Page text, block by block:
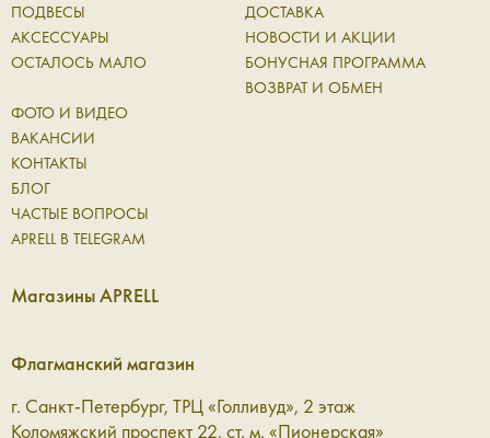
ПОДВЕСЫ
АКСЕССУАРЫ
ОСТАЛОСЬ МАЛО
ДОСТАВКА
НОВОСТИ И АКЦИИ
БОНУСНАЯ ПРОГРАММА
ВОЗВРАТ И ОБМЕН
ФОТО И ВИДЕО
ВАКАНСИИ
КОНТАКТЫ
БЛОГ
ЧАСТЫЕ ВОПРОСЫ
APRELL В TELEGRAM
Магазины APRELL
Флагманский магазин
г. Санкт-Петербург, ТРЦ «Голливуд», 2 этаж
Коломяжский проспект 22, ст. м. «Пионерская»